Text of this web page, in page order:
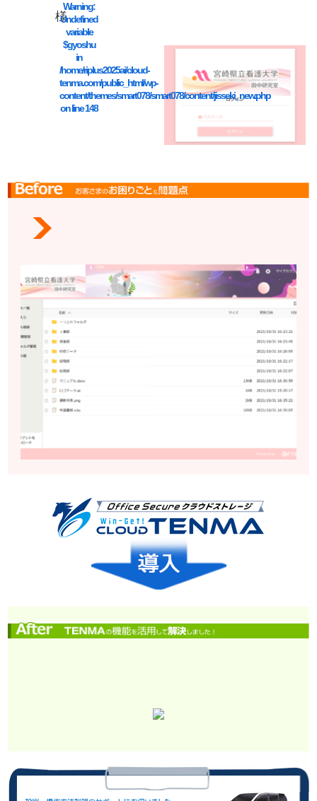
Warning:
Undefined
variable
$gyoshu
in
/home/riplus2025ai/cloud-
tenma.com/public_html/wp-
content/themes/smart078/smart078/content/jisseki_new.php
on line148
様